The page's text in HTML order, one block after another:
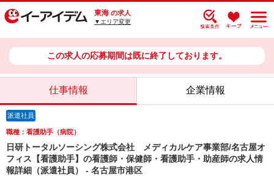
東海 の求人
▼エリア変更
この求人の応募期間は既に終了しております。
仕事情報 企業情報
派遣社員
職種：看護助手（病院）
日研トータルソーシング株式会社 メディカルケア事業部/名古屋オ
フィス【看護助手】の看護師・保健師・看護助手・助産師の求人情
報詳細（派遣社員） - 名古屋市港区